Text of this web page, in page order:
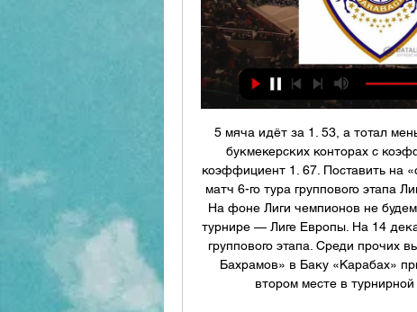
5 мяча идёт за 1. 53, а тотал
букмекерских конторах с
коэффициент 1. 67. Поставить на
матч 6-го тура группового этапа
На фоне Лиги чемпионов не
турнире — Лиге Европы. На 14
группового этапа. Среди прочих
Бахрамов» в Баку «Карабах»
втором месте в турнирной